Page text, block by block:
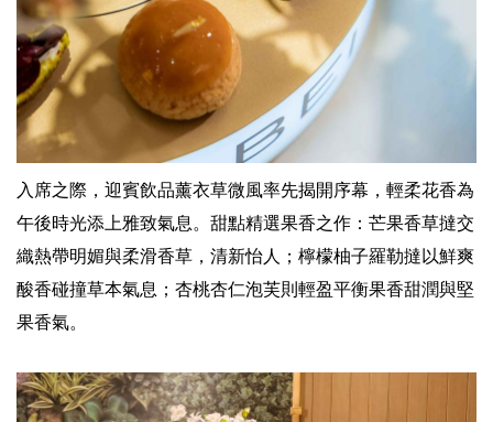
入席之際，迎賓飲品薰衣草微風率先揭開序幕，輕柔花香為
午後時光添上雅致氣息。甜點精選果香之作：芒果香草撻交
織熱帶明媚與柔滑香草，清新怡人；檸檬柚子羅勒撻以鮮爽
酸香碰撞草本氣息；杏桃杏仁泡芙則輕盈平衡果香甜潤與堅
果香氣。